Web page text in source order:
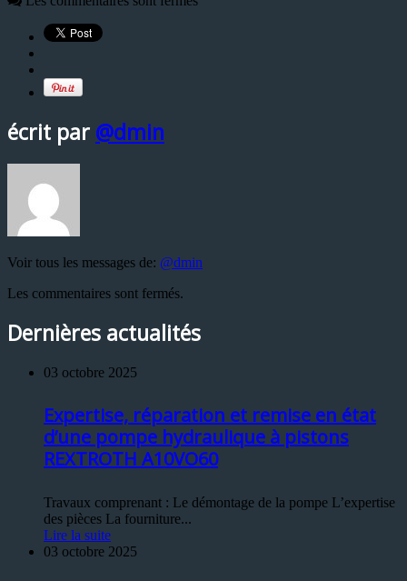
écrit par @dmin
Voir tous les messages de: @dmin
Les commentaires sont fermés.
Dernières actualités
03 octobre 2025
Expertise, réparation et remise en état
d’une pompe hydraulique à pistons
REXTROTH A10VO60
Travaux comprenant : Le démontage de la pompe L’expertise
des pièces La fourniture...
Lire la suite
03 octobre 2025